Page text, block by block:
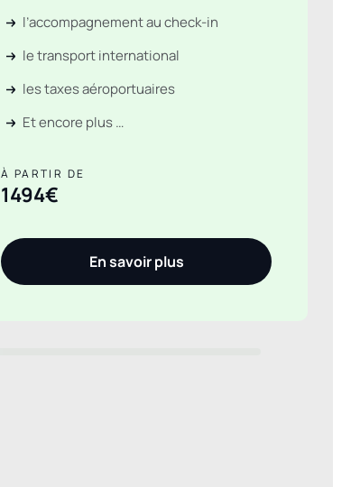
l’accompagnement au check-in
le transport international
les taxes aéroportuaires
Et encore plus …
À PARTIR DE
1494€
En savoir plus